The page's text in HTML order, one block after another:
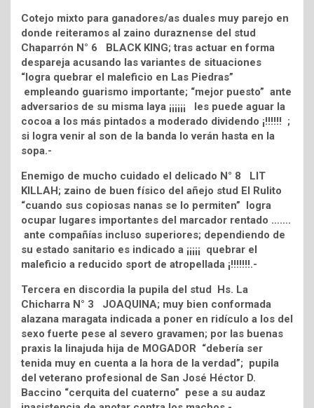
Cotejo mixto para ganadores/as duales muy parejo en
donde reiteramos al zaino duraznense del stud
Chaparrón N° 6 BLACK KING; tras actuar en forma
despareja acusando las variantes de situaciones
“logra quebrar el maleficio en Las Piedras”
empleando guarismo importante; “mejor puesto” ante
adversarios de su misma laya ¡¡¡¡¡¡ les puede aguar la
cocoa a los más pintados a moderado dividendo ¡!!!!!! ;
si logra venir al son de la banda lo verán hasta en la
sopa.-
Enemigo de mucho cuidado el delicado N° 8 LIT
KILLAH; zaino de buen físico del añejo stud El Rulito
“cuando sus copiosas nanas se lo permiten” logra
ocupar lugares importantes del marcador rentado …….
ante compañías incluso superiores; dependiendo de
su estado sanitario es indicado a ¡¡¡¡¡ quebrar el
maleficio a reducido sport de atropellada ¡!!!!!!!.-
Tercera en discordia la pupila del stud Hs. La
Chicharra N° 3 JOAQUINA; muy bien conformada
alazana maragata indicada a poner en ridículo a los del
sexo fuerte pese al severo gravamen; por las buenas
praxis la linajuda hija de MOGADOR “debería ser
tenida muy en cuenta a la hora de la verdad”; pupila
del veterano profesional de San José Héctor D.
Baccino “cerquita del cuaterno” pese a su audaz